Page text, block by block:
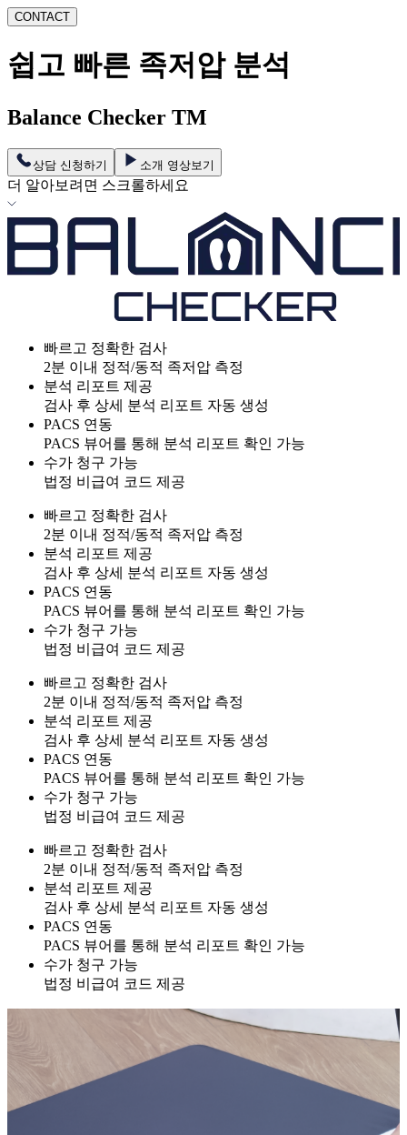
CONTACT
쉽고 빠른 족저압 분석
Balance Checker TM
상담 신청하기 소개 영상보기
더 알아보려면 스크롤하세요
빠르고 정확한 검사
2분 이내 정적/동적 족저압 측정
분석 리포트 제공
검사 후 상세 분석 리포트 자동 생성
PACS 연동
PACS 뷰어를 통해 분석 리포트 확인 가능
수가 청구 가능
법정 비급여 코드 제공
빠르고 정확한 검사
2분 이내 정적/동적 족저압 측정
분석 리포트 제공
검사 후 상세 분석 리포트 자동 생성
PACS 연동
PACS 뷰어를 통해 분석 리포트 확인 가능
수가 청구 가능
법정 비급여 코드 제공
빠르고 정확한 검사
2분 이내 정적/동적 족저압 측정
분석 리포트 제공
검사 후 상세 분석 리포트 자동 생성
PACS 연동
PACS 뷰어를 통해 분석 리포트 확인 가능
수가 청구 가능
법정 비급여 코드 제공
빠르고 정확한 검사
2분 이내 정적/동적 족저압 측정
분석 리포트 제공
검사 후 상세 분석 리포트 자동 생성
PACS 연동
PACS 뷰어를 통해 분석 리포트 확인 가능
수가 청구 가능
법정 비급여 코드 제공